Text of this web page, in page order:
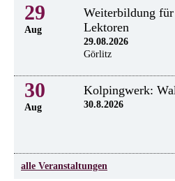
29
Aug
Weiterbildung
Lektoren
29.08.2026
Görlitz
30
Aug
Kolpingwerk:
30.8.2026
alle Veranstaltungen